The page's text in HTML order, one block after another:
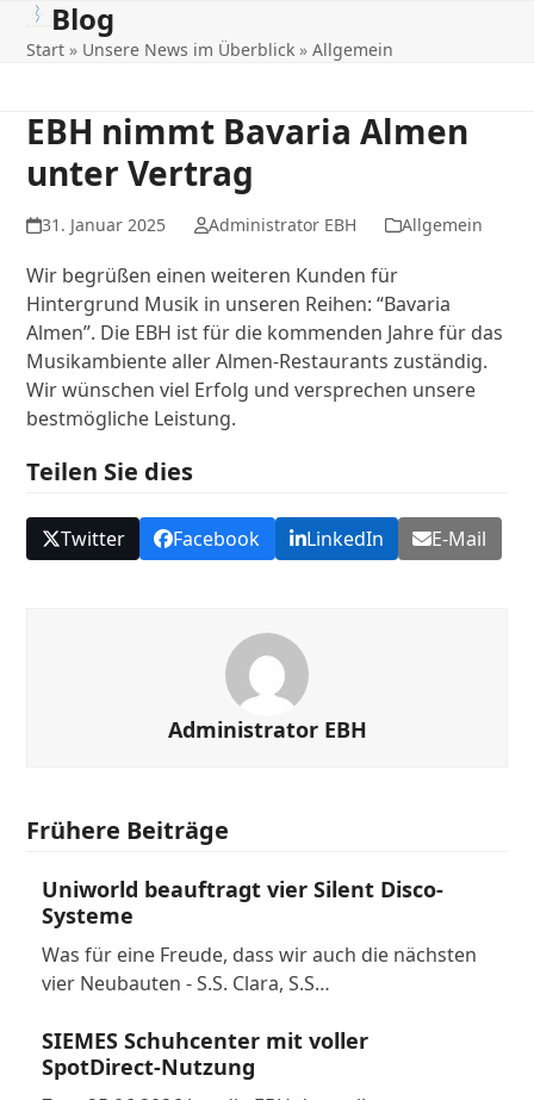
SkipOpen
mobile
Close
mobile
Blog
Start » Unsere News im Überblick »Allgemein
EBH nimmt Bavaria Almen
unter Vertrag
31. Januar 2025 Administrator EBH Allgemein
Wir begrüßen einen weiteren Kunden für
Hintergrund Musik in unseren Reihen: “Bavaria
Almen”. Die EBH ist für die kommenden Jahre für das
Musikambiente aller Almen-Restaurants zuständig.
Wir wünschen viel Erfolg und versprechen unsere
bestmögliche Leistung.
Teilen Sie dies
Twitter Facebook LinkedIn E-Mail
Administrator EBH
Frühere Beiträge
Uniworld beauftragt vier Silent Disco-
Systeme
Was für eine Freude, dass wir auch die nächsten
vier Neubauten - S.S. Clara, S.S…
SIEMES Schuhcenter mit voller
SpotDirect-Nutzung